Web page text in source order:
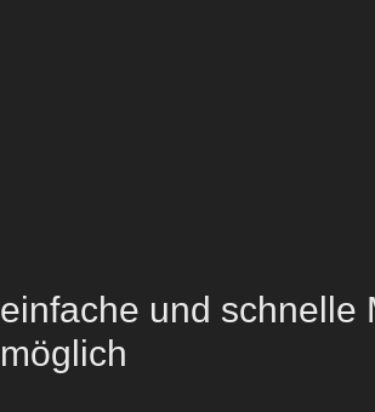
einfache und schnelle
möglich